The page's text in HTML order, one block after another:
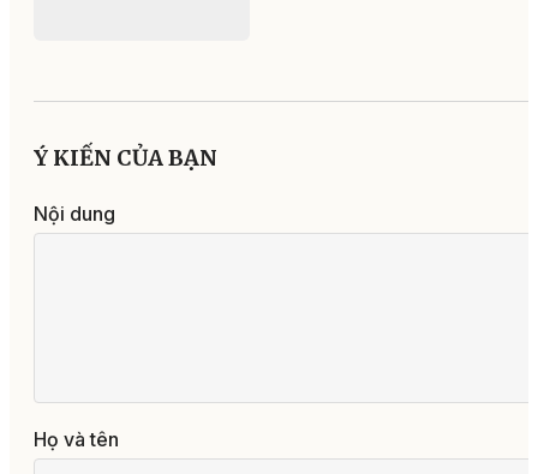
Ý KIẾN CỦA BẠN
Nội dung
Họ và tên